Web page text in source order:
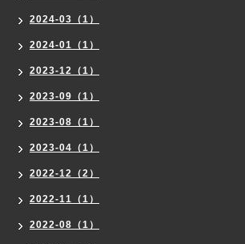
2024-03（1）
2024-01（1）
2023-12（1）
2023-09（1）
2023-08（1）
2023-04（1）
2022-12（2）
2022-11（1）
2022-08（1）